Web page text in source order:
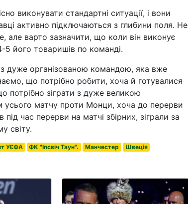
виконувати стандартні ситуації, і вони
активно підключаються з глибини поля. Не
але варто зазначити, що коли він виконує
його товаришів по команді.
з дуже організованою командою, яка вже
що потрібно робити, хоча й готувалися
потрібно зіграти з дуже великою
усього матчу проти Монци, хоча до перерви
час перерви на матчі збірних, зіграли за
світу.
УЄФА ФК "Іпсвіч Таун". Манчестер Швеція